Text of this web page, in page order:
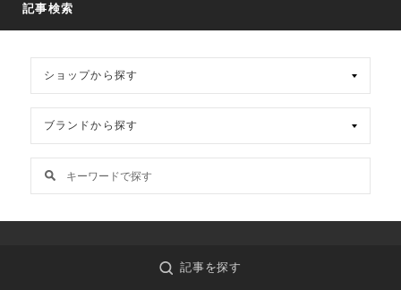
記事検索
記事を探す